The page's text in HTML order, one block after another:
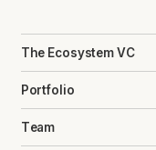
The Ecosystem VC
Portfolio
Team